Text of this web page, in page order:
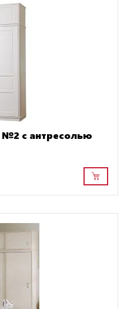
№2 с антресолью